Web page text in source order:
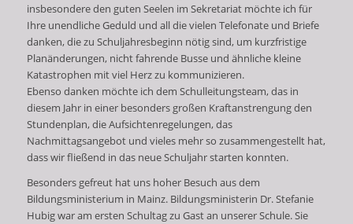
insbesondere den guten Seelen im Sekretariat möchte ich für
Ihre unendliche Geduld und all die vielen Telefonate und Briefe
danken, die zu Schuljahresbeginn nötig sind, um kurzfristige
Planänderungen, nicht fahrende Busse und ähnliche kleine
Katastrophen mit viel Herz zu kommunizieren.
Ebenso danken möchte ich dem Schulleitungsteam, das in
diesem Jahr in einer besonders großen Kraftanstrengung den
Stundenplan, die Aufsichtenregelungen, das
Nachmittagsangebot und vieles mehr so zusammengestellt hat,
dass wir fließend in das neue Schuljahr starten konnten.
Besonders gefreut hat uns hoher Besuch aus dem
Bildungsministerium in Mainz. Bildungsministerin Dr. Stefanie
Hubig war am ersten Schultag zu Gast an unserer Schule. Sie